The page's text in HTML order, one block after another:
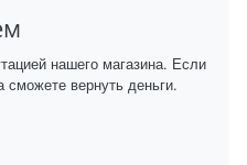
нашего магазина. Если
сможете вернуть деньги.